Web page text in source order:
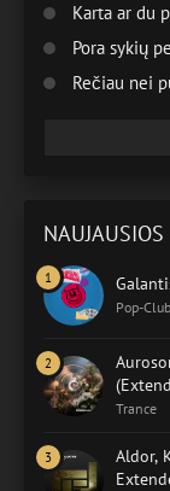
Karta ar du
Pora sykių
Rečiau nei
NAUJAUSIOS
Pop-
Trance
Aldor,